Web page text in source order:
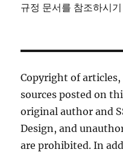
규정 문서를 참조하시
Copyright of articles,
sources posted on
original author and
Design, and
are prohibited. In